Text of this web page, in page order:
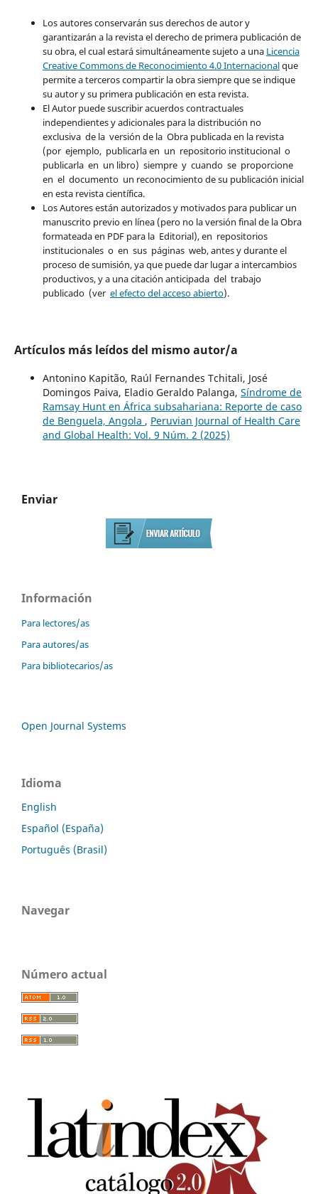
Los autores conservarán sus derechos de autor y
garantizarán a la revista el derecho de primera publicación de
su obra, el cual estará simultáneamente sujeto a una Licencia
Creative Commons de Reconocimiento 4.0 Internacionalque
permite a terceros compartir la obra siempre que se indique
su autor y su primera publicación en esta revista.
El Autor puede suscribir acuerdos contractuales
independientes y adicionales para la distribución no
exclusiva de la versión de la Obra publicada en la revista
(por ejemplo, publicarla en un repositorio institucional o
publicarla en un libro) siempre y cuando se proporcione
en el documento un reconocimiento de su publicación inicial
en esta revista científica.
Los Autores están autorizados y motivados para publicar un
manuscrito previo en línea (pero no la versión final de la Obra
formateada en PDF para la Editorial), en repositorios
institucionales o en sus páginas web, antes y durante el
proceso de sumisión, ya que puede dar lugar a intercambios
productivos, y a una citación anticipada del trabajo
publicado (ver el efecto del acceso abierto).
Artículos más leídos del mismo autor/a
Antonino Kapitão, Raúl Fernandes Tchitali, José
Domingos Paiva, Eladio Geraldo Palanga, Síndrome de
Ramsay Hunt en África subsahariana: Reporte de caso
de Benguela, Angola , Peruvian Journal of Health Care
and Global Health: Vol. 9 Núm. 2 (2025)
Enviar
Información
Para lectores/as
Para autores/as
Para bibliotecarios/as
Open Journal Systems
Idioma
English
Español (España)
Português (Brasil)
Navegar
Número actual